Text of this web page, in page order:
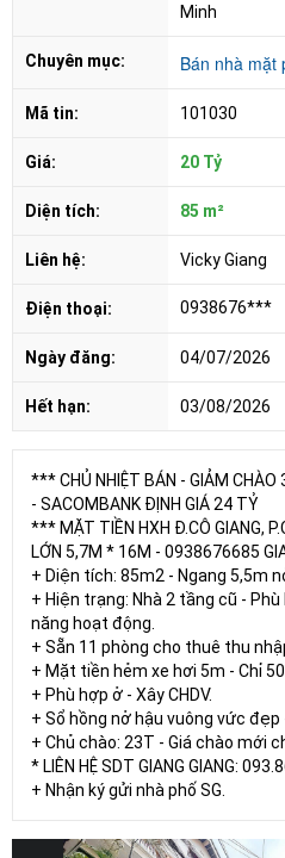
Minh
Chuyên mục: Bán nhà mặt
Mã tin: 101030
Giá: 20 Tỷ
Diện tích: 85 m²
Liên hệ: Vicky Giang
Điện thoại: 0938676***
Ngày đăng: 04/07/2026
Hết hạn: 03/08/2026
*** CHỦ NHIỆT BÁN - GIẢM CHÀO
- SACOMBANK ĐỊNH GIÁ 24 TỶ
*** MẶT TIỀN HXH Đ.CÔ GIANG,
LỚN 5,7M * 16M - 0938676685
+ Diện tích: 85m2 - Ngang 5,5m
+ Hiện trạng: Nhà 2 tầng cũ -
năng hoạt động.
+ Sẵn 11 phòng cho thuê thu
+ Mặt tiền hẻm xe hơi 5m - Chỉ
+ Phù hợp ở - Xây CHDV.
+ Sổ hồng nở hậu vuông vức đẹp
+ Chủ chào: 23T - Giá chào mới
* LIÊN HỆ SDT GIANG GIANG:
+ Nhận ký gửi nhà phố SG.